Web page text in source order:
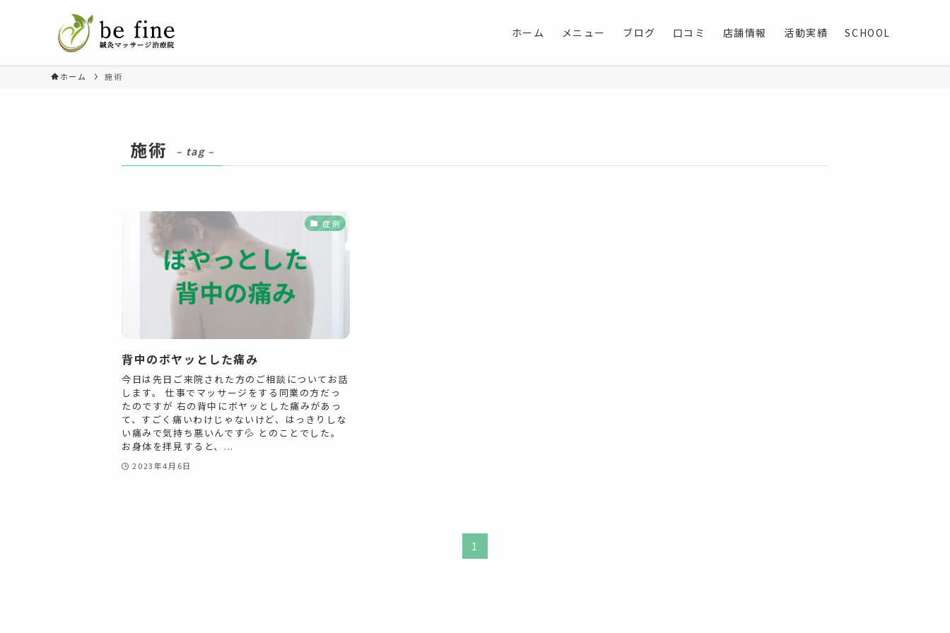
ホーム メニュー ブログ 口コミ 店舗情報 活動実績 SCHOOL
ホーム 施術
施術 – tag –
症例
背中のボヤッとした痛み
今日は先日ご来院された方のご相談についてお話
します。 仕事でマッサージをする同業の方だっ
たのですが 右の背中にボヤッとした痛みがあっ
て、すごく痛いわけじゃないけど、はっきりしな
い痛みで気持ち悪いんです💦 とのことでした。
お身体を拝見すると、...
2023年4月6日
1